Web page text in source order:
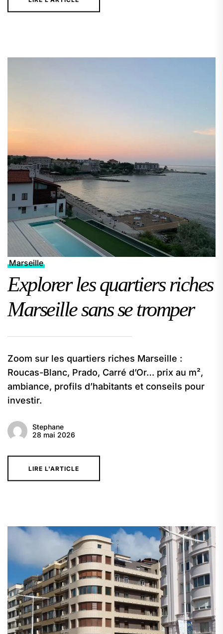
Marseille
Explorer les quartiers riches
Marseille sans se tromper
Zoom sur les quartiers riches Marseille :
Roucas-Blanc, Prado, Carré d’Or… prix au m²,
ambiance, profils d’habitants et conseils pour
investir.
Stephane
28 mai 2026
LIRE L'ARTICLE